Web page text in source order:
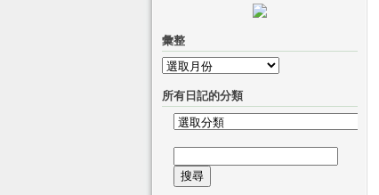
彙整
彙
整
所有日記的分類
所
日
記
尋